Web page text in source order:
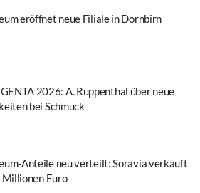
eröffnet neue Filiale in Dornbirn
2026: A. Ruppenthal über neue
bei Schmuck
Anteile neu verteilt: Soravia verkauft
Euro